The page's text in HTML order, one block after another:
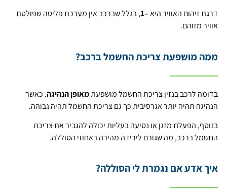
דרגת זיהום האוויר היא –1, בגלל שברכב אין מערכת פליטה שפולטת
אוויר מזוהם.
ממה מושפעת צריכת החשמל ברכב?
בדומה לרכב בנזין צריכת החשמל מושפעתמאופן הנהיגה. כאשר
הנהיגה תהיה יותר אגרסיבית כך גם צריכת החשמל תהיה גבוהה.
בנוסף, הפעלת מזגן או נסיעה בעליות יכולה להגביר את צריכת
החשמל ברכב, מה שגורם לירידה מהירה באחוזי הסוללה.
איך אדע אם נגמרת לי הסוללה?